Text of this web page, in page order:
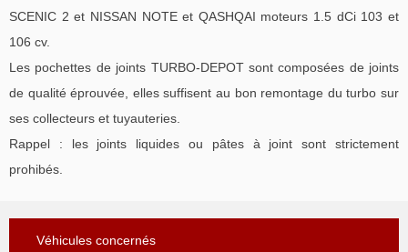
SCENIC 2 et NISSAN NOTE et QASHQAI moteurs 1.5 dCi 103 et
106 cv.
Les pochettes de joints TURBO-DEPOT sont composées de joints
de qualité éprouvée, elles suffisent au bon remontage du turbo sur
ses collecteurs et tuyauteries.
Rappel : les joints liquides ou pâtes à joint sont strictement
prohibés.
Véhicules concernés